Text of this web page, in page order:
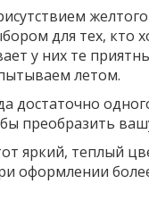
для тех, кто
у них те
летом.
достаточно
преобразить
яркий, теплый
оформлении